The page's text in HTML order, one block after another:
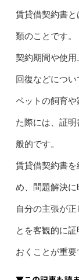
賃貸借契約書
類のことです。
契約期間や使
回復などについ
ペットの飼育
た際には、証
般的です。
賃貸借契約書
め、問題解決に
自分の主張が
とを客観的に
おくことが重要